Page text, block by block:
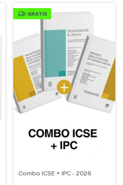
GRATIS
Combo ICSE + IPC - 2026